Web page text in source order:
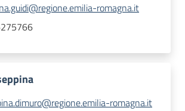
romagna.it
romagna.it